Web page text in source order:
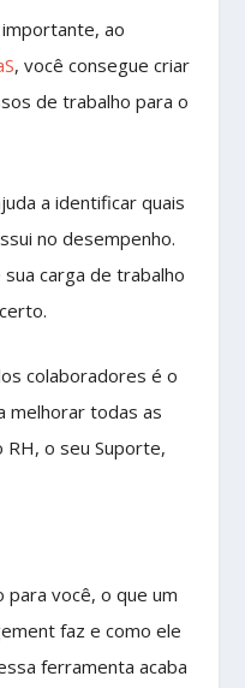
ao
, você consegue criar
de trabalho para o
a identificar quais
no desempenho.
carga de trabalho
colaboradores é o
melhorar todas as
o seu Suporte,
para você, o que um
faz e como ele
ferramenta acaba